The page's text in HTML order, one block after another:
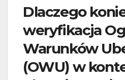
Dlaczego
weryfikacja
Warunków
(OWU) w